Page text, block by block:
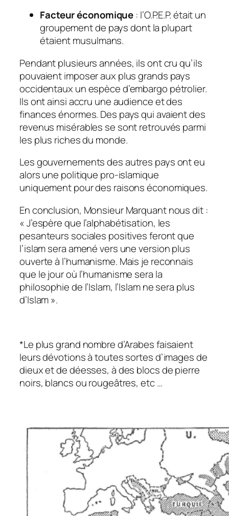
Facteur économique : l’O.P.E.P. était un
groupement de pays dont la plupart
étaient musulmans.
Pendant plusieurs années, ils ont cru qu’ils
pouvaient imposer aux plus grands pays
occidentaux un espèce d’embargo pétrolier.
Ils ont ainsi accru une audience et des
finances énormes. Des pays qui avaient des
revenus misérables se sont retrouvés parmi
les plus riches du monde.
Les gouvernements des autres pays ont eu
alors une politique pro-islamique
uniquement pour des raisons économiques.
En conclusion, Monsieur Marquant nous dit :
« J’espère que l’alphabétisation, les
pesanteurs sociales positives feront que
l’islam sera amené vers une version plus
ouverte à l’humanisme. Mais je reconnais
que le jour où l’humanisme sera la
philosophie de l’Islam, l’Islam ne sera plus
d’Islam ».
*Le plus grand nombre d’Arabes faisaient
leurs dévotions à toutes sor­tes d’images de
dieux et de déesses, à des blocs de pierre
noirs, blancs ou rougeâtres, etc …